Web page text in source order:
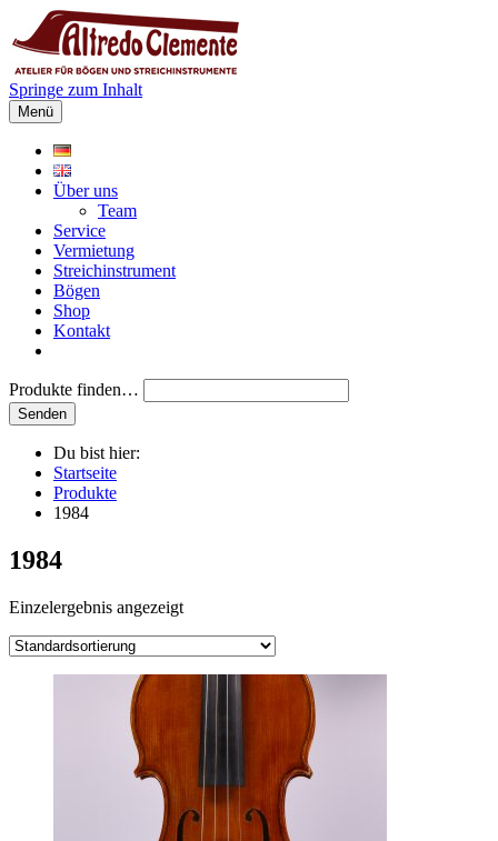
Springe zum Inhalt
Menü
Über uns
Team
Service
Vermietung
Streichinstrument
Bögen
Shop
Kontakt
Produkte finden…
Du bist hier:
Startseite
Produkte
1984
1984
Einzelergebnis angezeigt